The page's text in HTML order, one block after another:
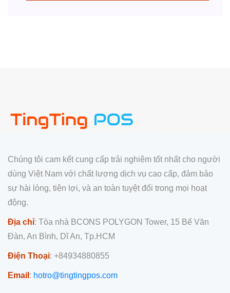
Chúng tôi cam kết cung cấp trải nghiệm tốt nhất cho người
dùng Việt Nam với chất lượng dịch vụ cao cấp, đảm bảo
sự hài lòng, tiện lợi, và an toàn tuyệt đối trong mọi hoạt
động.
Địa chỉ: Tòa nhà BCONS POLYGON Tower, 15 Bế Văn
Đàn, An Bình, Dĩ An, Tp.HCM
Điện Thoại: +84934880855
Email : hotro@tingtingpos.com